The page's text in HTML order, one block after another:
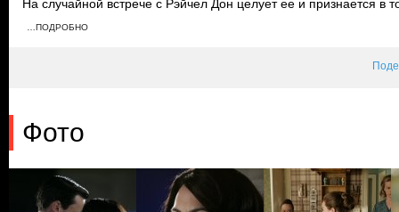
На случайной встрече с Рэйчел Дон целует ее и признается в
устраивают вечеринку в честь ее дня рождения. Соседка Бэтти
…ПОДРОБНО
Фото